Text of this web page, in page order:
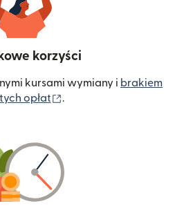
korzyści
kursami wymiany i brakiem
opłat
.